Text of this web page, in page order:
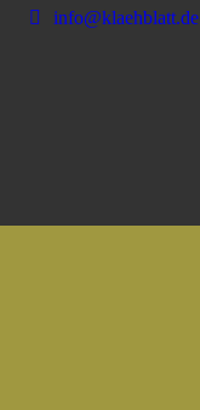
info@klaehblatt.de